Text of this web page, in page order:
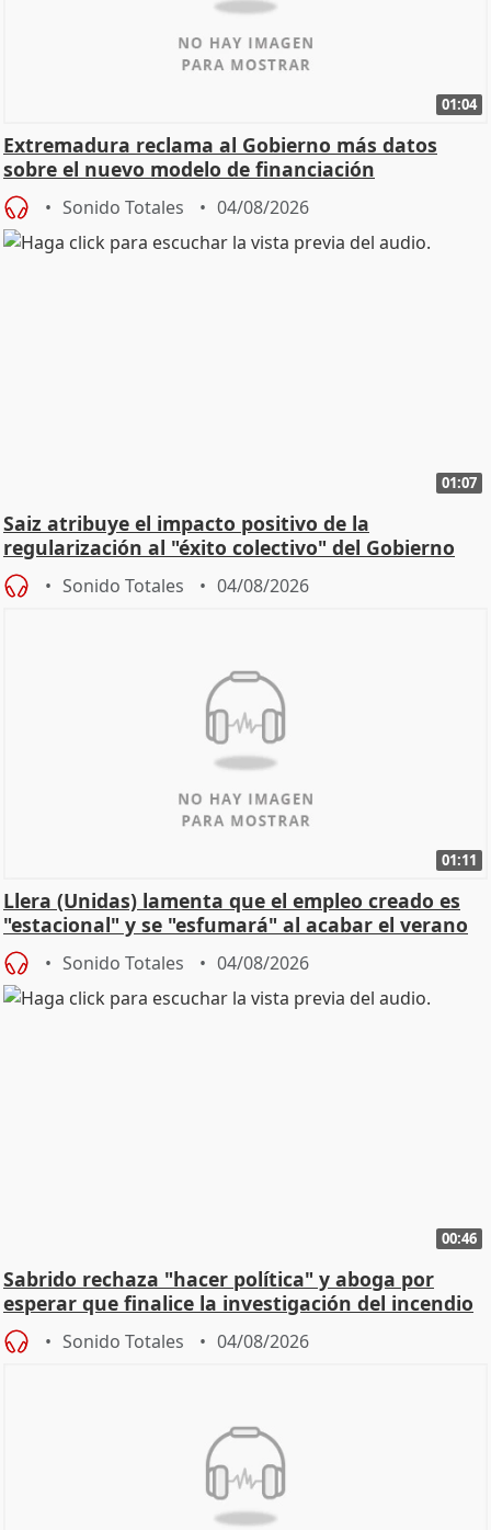
01:04
Extremadura reclama al Gobierno más datos
sobre el nuevo modelo de financiación
Sonido Totales 04/08/2026
01:07
Saiz atribuye el impacto positivo de la
regularización al "éxito colectivo" del Gobierno
Sonido Totales 04/08/2026
01:11
Llera (Unidas) lamenta que el empleo creado es
"estacional" y se "esfumará" al acabar el verano
Sonido Totales 04/08/2026
00:46
Sabrido rechaza "hacer política" y aboga por
esperar que finalice la investigación del incendio
Sonido Totales 04/08/2026